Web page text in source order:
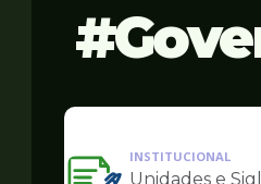
INSTITUCIONAL
Unidades e